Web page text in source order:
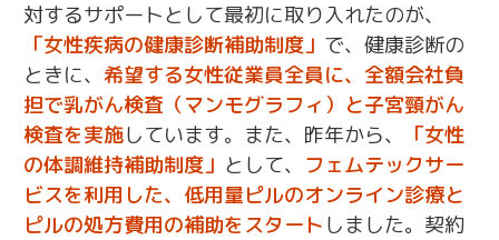
対するサポートとして最初に取り入れたのが、
「女性疾病の健康診断補助制度」 で、健康診断の
ときに、希望する女性従業員全員に、全額会社負
担で乳がん検査（マンモグラフィ）と子宮頸がん
検査を実施しています。また、昨年から、
「女性
の体調維持補助制度」 として、 フェムテックサー
ビスを利用した、低用量ピルのオンライン診療と
ピルの処方費用の補助をスタート しました。契約